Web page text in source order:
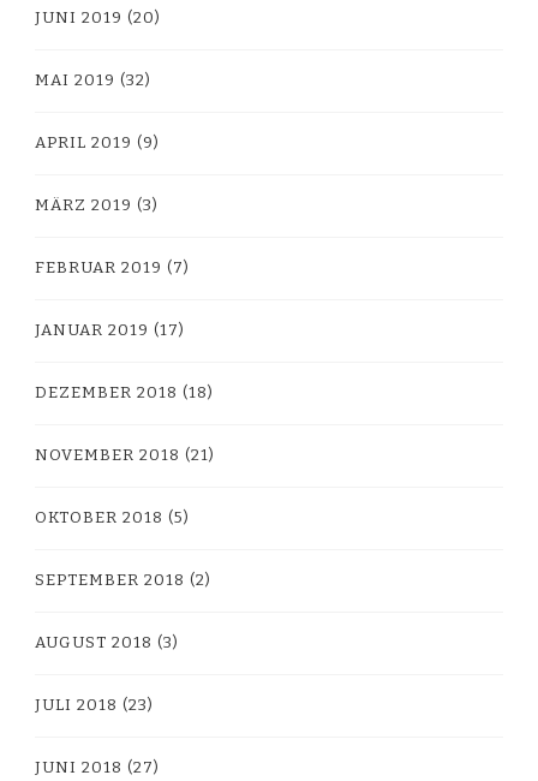
JUNI 2019 (20)
MAI 2019 (32)
APRIL 2019 (9)
MÄRZ 2019 (3)
FEBRUAR 2019 (7)
JANUAR 2019 (17)
DEZEMBER 2018 (18)
NOVEMBER 2018 (21)
OKTOBER 2018 (5)
SEPTEMBER 2018 (2)
AUGUST 2018 (3)
JULI 2018 (23)
JUNI 2018 (27)